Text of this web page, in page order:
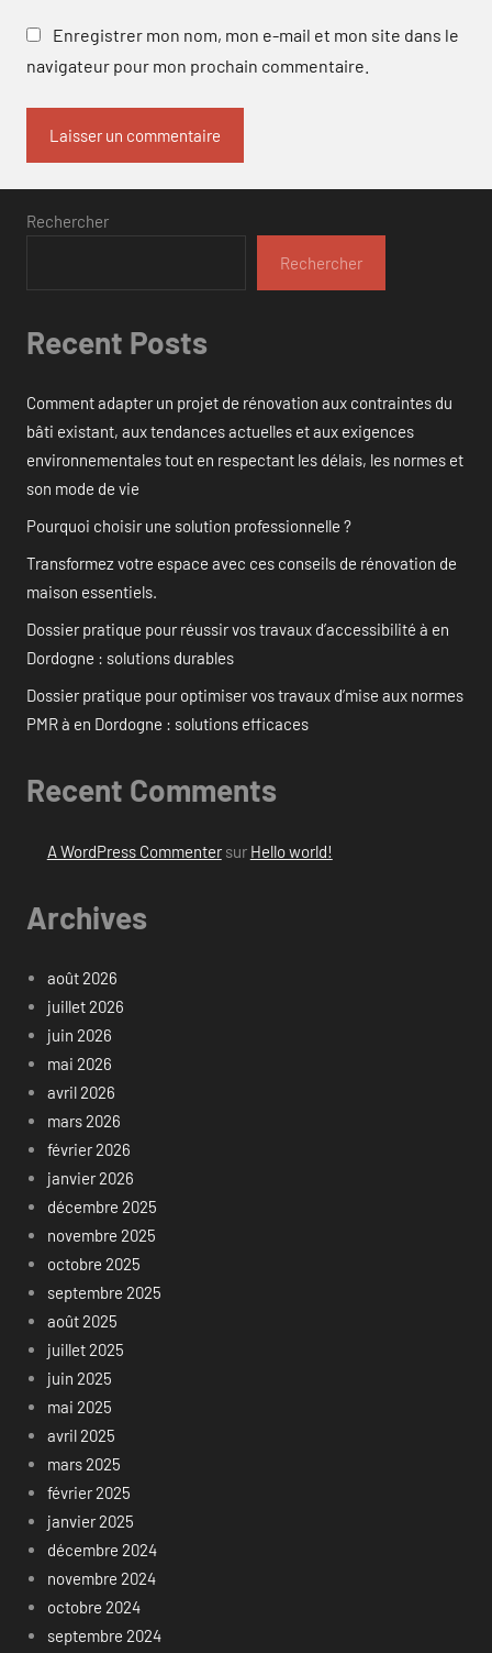
Enregistrer mon nom, mon e-mail et mon site dans le
navigateur pour mon prochain commentaire.
Rechercher
Rechercher
Recent Posts
Comment adapter un projet de rénovation aux contraintes du
bâti existant, aux tendances actuelles et aux exigences
environnementales tout en respectant les délais, les normes et
son mode de vie
Pourquoi choisir une solution professionnelle ?
Transformez votre espace avec ces conseils de rénovation de
maison essentiels.
Dossier pratique pour réussir vos travaux d’accessibilité à en
Dordogne : solutions durables
Dossier pratique pour optimiser vos travaux d’mise aux normes
PMR à en Dordogne : solutions efficaces
Recent Comments
A WordPress Commentersur Hello world!
Archives
août 2026
juillet 2026
juin 2026
mai 2026
avril 2026
mars 2026
février 2026
janvier 2026
décembre 2025
novembre 2025
octobre 2025
septembre 2025
août 2025
juillet 2025
juin 2025
mai 2025
avril 2025
mars 2025
février 2025
janvier 2025
décembre 2024
novembre 2024
octobre 2024
septembre 2024